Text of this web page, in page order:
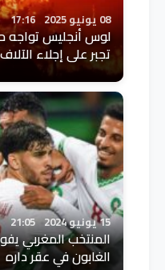
08 يونيو 2025 17:16
لوس أنجليس تواجه
تجبر على إجلاء الآلاف
15 يونيو 2024 21:05
المنتخب المغربي
الغابون في عقر داره